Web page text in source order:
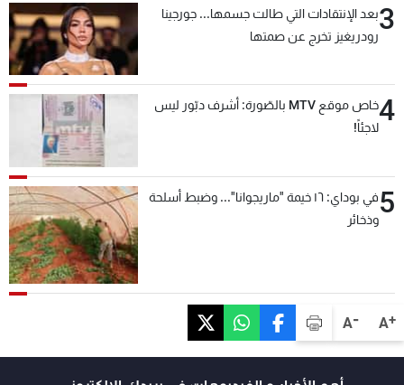
A+
A-
3بعد الإنتقادات التي طالت جسمها... جورجينا
رودريغيز تخرج عن صمتها
4
خاص موقع MTV بالصّورة: أشرف دبّور ليس
لاجئاً!
5
في بوداي: ١٦ خيمة "ماريجوانا"... وضبط أسلحة
وذخائر